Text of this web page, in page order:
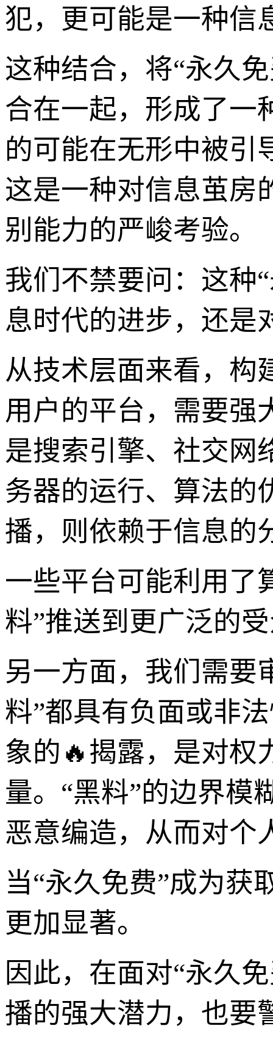
犯，更可能是一种信
这种结合，将“永久
合在一起，形成了一
的可能在无形中被引
这是一种对信息茧房
别能力的严峻考验。
我们不禁要问：这种
息时代的进步，还是
从技术层面来看，构
用户的平台，需要强
是搜索引擎、社交网
务器的运行、算法的
播，则依赖于信息的
一些平台可能利用了
料”推送到更广泛的
另一方面，我们需要
料”都具有负面或非
象的🔥揭露，是对权
量。“黑料”的边界模
恶意编造，从而对个
当“永久免费”成为获
更加显著。
因此，在面对“永久
播的强大潜力，也要